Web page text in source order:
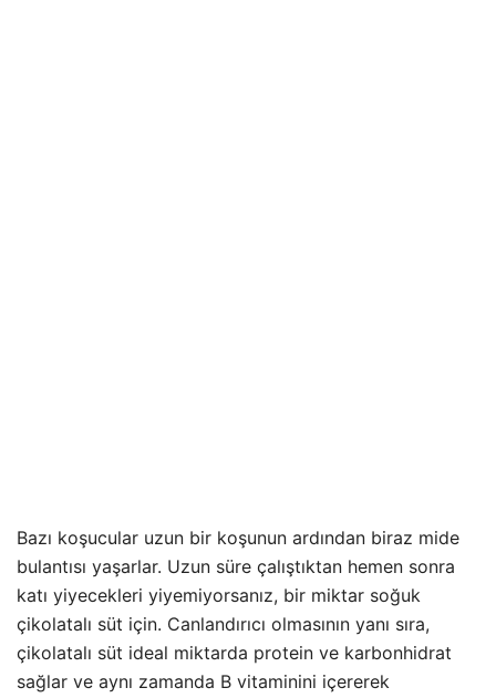
Bazı koşucular uzun bir koşunun ardından biraz mide
bulantısı yaşarlar. Uzun süre çalıştıktan hemen sonra
katı yiyecekleri yiyemiyorsanız, bir miktar soğuk
çikolatalı süt için. Canlandırıcı olmasının yanı sıra,
çikolatalı süt ideal miktarda protein ve karbonhidrat
sağlar ve aynı zamanda B vitaminini içererek